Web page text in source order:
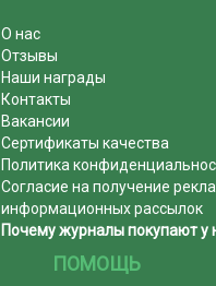
О нас
Отзывы
Наши награды
Контакты
Вакансии
Сертификаты качества
Политика
Согласие на получение
информационных рассылок
Почему журналы покупают у
ПОМОЩЬ